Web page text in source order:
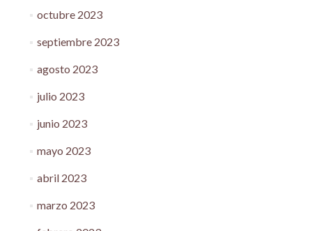
octubre 2023
septiembre 2023
agosto 2023
julio 2023
junio 2023
mayo 2023
abril 2023
marzo 2023